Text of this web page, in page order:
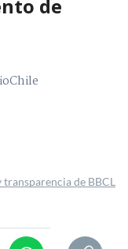
de
transparencia de BBCL